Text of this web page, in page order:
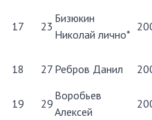
17 23
Бизюкин
Николай лично*
18
27 Ребров Данил
19
29
Воробьев
Алексей